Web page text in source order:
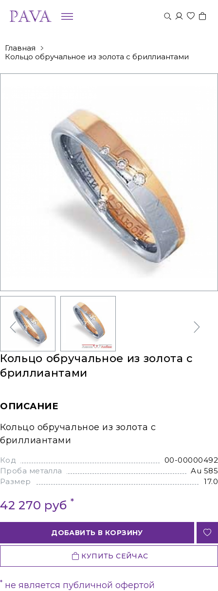
Главная
Кольцо обручальное из золота с бриллиантами
Кольцо обручальное из золота с
бриллиантами
ОПИСАНИЕ
Кольцо обручальное из золота с
бриллиантами
Код
00-00000492
Проба металла
Au 585
Размер
17.0
42 270 руб *
ДОБАВИТЬ В КОРЗИНУ
КУПИТЬ СЕЙЧАС
* не является публичной офертой